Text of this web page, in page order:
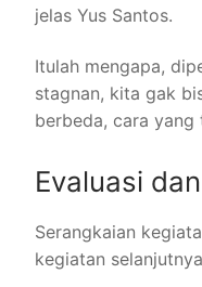
jelas Yus Santos.
Itulah mengapa,
stagnan, kita gak
berbeda, cara yang
Evaluasi
Serangkaian
kegiatan